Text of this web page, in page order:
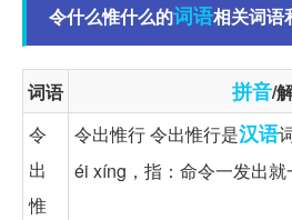
令什么惟什么的词语相关词语
词语 拼音/
令
出
惟
令出惟行 令出惟行是汉语
éi xíng，指：命令一发出就